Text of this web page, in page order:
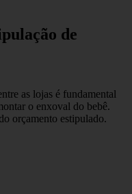
de
as lojas é fundamental
o enxoval do bebê.
orçamento estipulado.